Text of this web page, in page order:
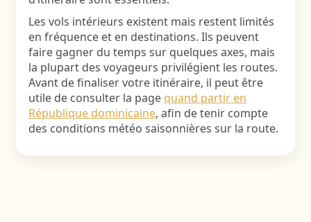
Les vols intérieurs existent mais restent limités
en fréquence et en destinations. Ils peuvent
faire gagner du temps sur quelques axes, mais
la plupart des voyageurs privilégient les routes.
Avant de finaliser votre itinéraire, il peut être
utile de consulter la page quand partir en
République dominicaine, afin de tenir compte
des conditions météo saisonnières sur la route.